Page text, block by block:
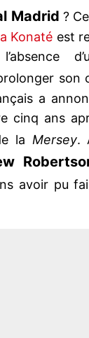
Madrid ?
Konaté est
son
a
cinq ans
la Mersey.
avoir pu